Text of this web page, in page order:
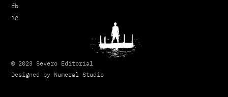
fb
ig
© 2023 Severo Editorial
Designed by Numeral Studio